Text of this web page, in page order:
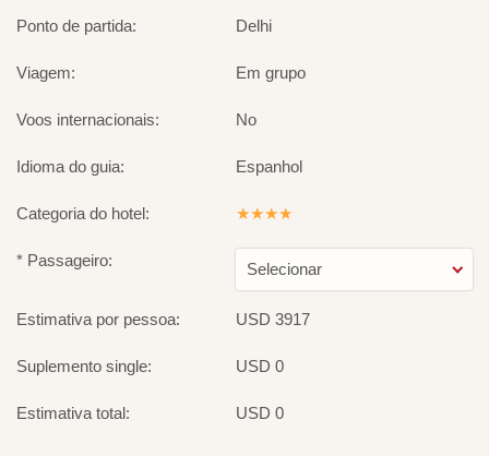
Ponto de partida: Delhi
Viagem: Em grupo
Voos internacionais: No
Idioma do guia: Espanhol
Categoria do hotel: ★★★★
* Passageiro: Selecionar
Estimativa por pessoa: USD 3917
Suplemento single: USD 0
Estimativa total: USD 0